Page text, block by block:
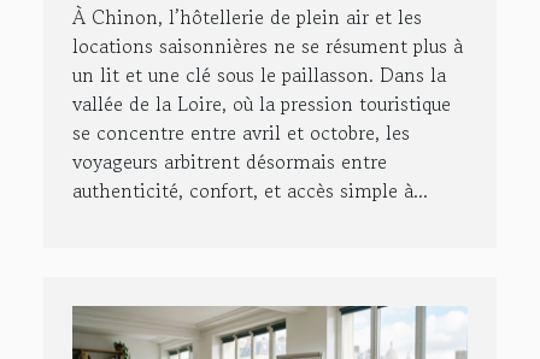
À Chinon, l’hôtellerie de plein air et les
locations saisonnières ne se résument plus à
un lit et une clé sous le paillasson. Dans la
vallée de la Loire, où la pression touristique
se concentre entre avril et octobre, les
voyageurs arbitrent désormais entre
authenticité, confort, et accès simple à...